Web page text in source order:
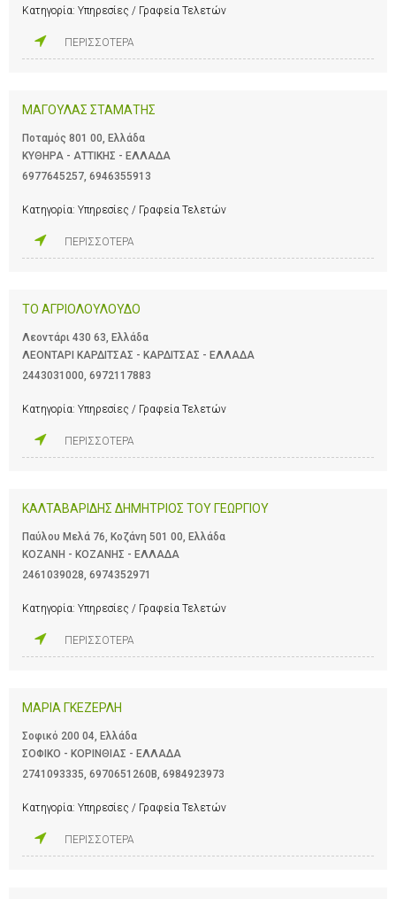
Κατηγορία: Υπηρεσίες / Γραφεία Τελετών
ΠΕΡΙΣΣΟΤΕΡΑ
ΜΑΓΟΥΛΑΣ ΣΤΑΜΑΤΗΣ
Ποταμός 801 00, Ελλάδα
ΚΥΘΗΡΑ - ΑΤΤΙΚΗΣ - ΕΛΛΑΔΑ
6977645257, 6946355913
Κατηγορία: Υπηρεσίες / Γραφεία Τελετών
ΠΕΡΙΣΣΟΤΕΡΑ
ΤΟ ΑΓΡΙΟΛΟΥΛΟΥΔΟ
Λεοντάρι 430 63, Ελλάδα
ΛΕΟΝΤΑΡΙ ΚΑΡΔΙΤΣΑΣ - ΚΑΡΔΙΤΣΑΣ - ΕΛΛΑΔΑ
2443031000, 6972117883
Κατηγορία: Υπηρεσίες / Γραφεία Τελετών
ΠΕΡΙΣΣΟΤΕΡΑ
ΚΑΛΤΑΒΑΡΙΔΗΣ ΔΗΜΗΤΡΙΟΣ ΤΟΥ ΓΕΩΡΓΙΟΥ
Παύλου Μελά 76, Κοζάνη 501 00, Ελλάδα
ΚΟΖΑΝΗ - ΚΟΖΑΝΗΣ - ΕΛΛΑΔΑ
2461039028, 6974352971
Κατηγορία: Υπηρεσίες / Γραφεία Τελετών
ΠΕΡΙΣΣΟΤΕΡΑ
ΜΑΡΙΑ ΓΚΕΖΕΡΛΗ
Σοφικό 200 04, Ελλάδα
ΣΟΦΙΚΟ - ΚΟΡΙΝΘΙΑΣ - ΕΛΛΑΔΑ
2741093335, 6970651260Β, 6984923973
Κατηγορία: Υπηρεσίες / Γραφεία Τελετών
ΠΕΡΙΣΣΟΤΕΡΑ